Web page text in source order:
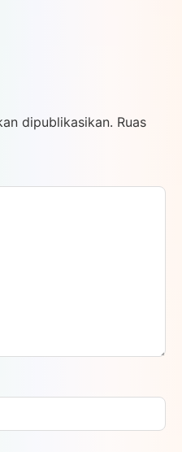
dipublikasikan. Ruas